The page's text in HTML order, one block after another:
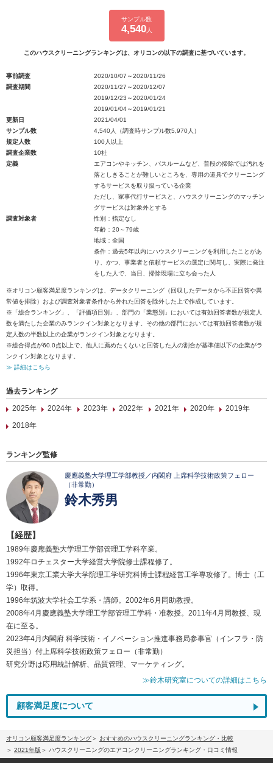
サンプル数
4,540人
このハウスクリーニングランキングは、オリコンの以下の調査に基づいています。
事前調査
2020/10/07～2020/11/26
調査期間
2020/11/27～2020/12/07
2019/12/23～2020/01/24
2019/01/04～2019/01/21
更新日
2021/04/01
サンプル数
4,540人（調査時サンプル数5,970人）
規定人数
100人以上
調査企業数
10社
定義
エアコンやキッチン、バスルームなど、普段の掃除では汚れを
落としきることが難しいところを、専用の道具でクリーニング
するサービスを取り扱っている企業
ただし、家事代行サービスと、ハウスクリーニングのマッチン
グサービスは対象外とする
調査対象者
性別：指定なし
年齢：20～79歳
地域：全国
条件：過去5年以内にハウスクリーニングを利用したことがあ
り、かつ、事業者と依頼サービスの選定に関与し、実際に発注
をした人で、当日、掃除現場に立ち会った人
※オリコン顧客満足度ランキングは、データクリーニング（回収したデータから不正回答や異
常値を排除）および調査対象者条件から外れた回答を除外した上で作成しています。
※「総合ランキング」、「評価項目別」、部門の「業態別」においては有効回答者数が規定人
数を満たした企業のみランクイン対象となります。その他の部門においては有効回答者数が規
定人数の半数以上の企業がランクイン対象となります。
※総合得点が60.0点以上で、他人に薦めたくないと回答した人の割合が基準値以下の企業がラ
ンクイン対象となります。
≫ 詳細はこちら
過去ランキング
2025年
2024年 2023年 2022年 2021年 2020年
2019年
2018年
ランキング監修
慶應義塾大学理工学部教授／内閣府 上席科学技術政策フェロー
（非常勤）
鈴木秀男
【経歴】
1989年慶應義塾大学理工学部管理工学科卒業。
1992年ロチェスター大学経営大学院修士課程修了。
1996年東京工業大学大学院理工学研究科博士課程経営工学専攻修了。博士（工
学）取得。
1996年筑波大学社会工学系・講師。2002年6月同助教授。
2008年4月慶應義塾大学理工学部管理工学科・准教授。2011年4月同教授、現
在に至る。
2023年4月内閣府 科学技術・イノベーション推進事務局参事官（インフラ・防
災担当）付上席科学技術政策フェロー（非常勤）
研究分野は応用統計解析、品質管理、マーケティング。
≫鈴木研究室についての詳細はこちら
顧客満足度について
オリコン顧客満足度ランキング
おすすめのハウスクリーニングランキング・比較
2021年版
ハウスクリーニングのエアコンクリーニングランキング・口コミ情報